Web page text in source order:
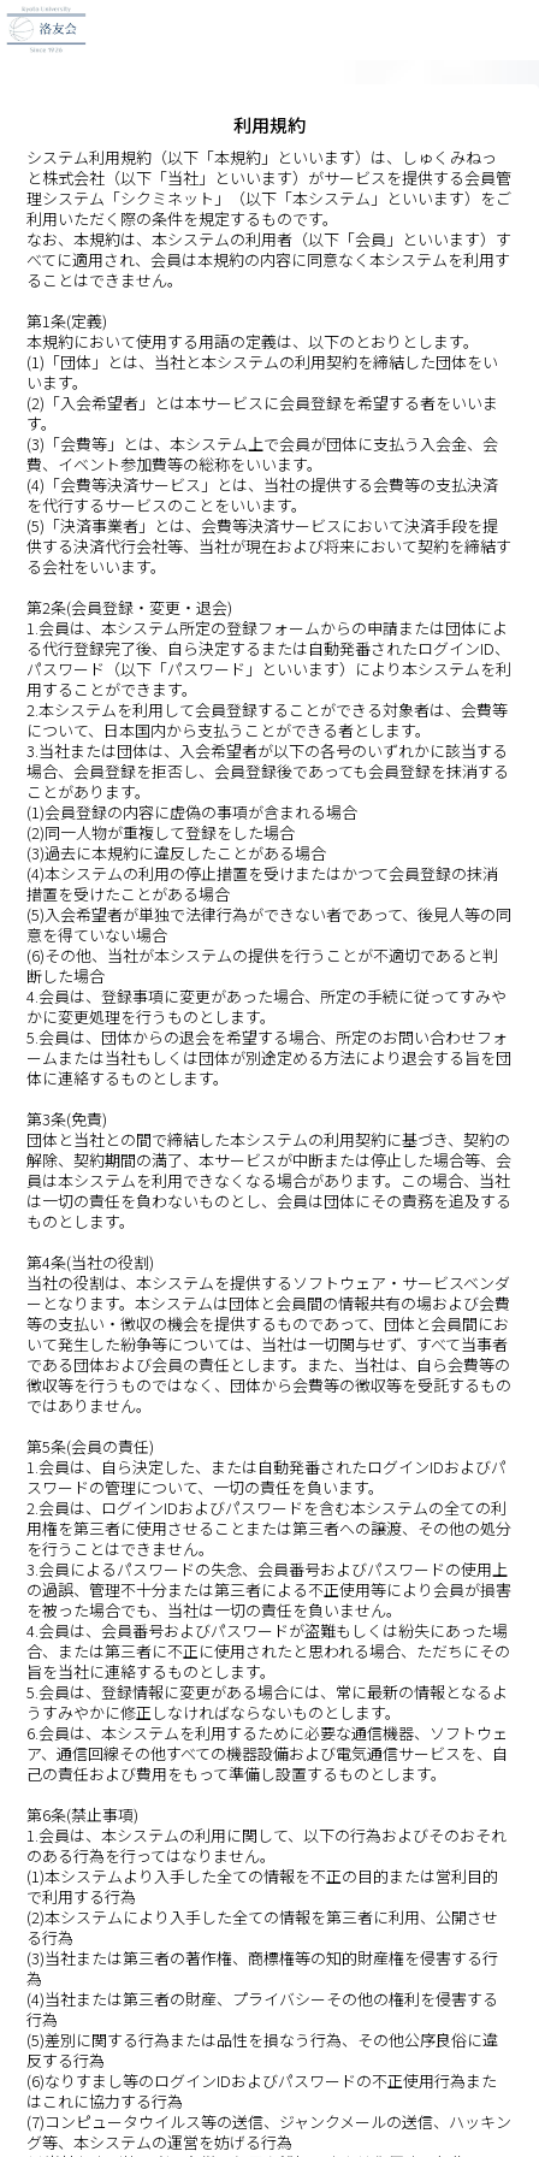
利用規約
システム利用規約（以下「本規約」といいます）は、しゅくみねっ
と株式会社（以下「当社」といいます）がサービスを提供する会員管
理システム「シクミネット」（以下「本システム」といいます）をご
利用いただく際の条件を規定するものです。
なお、本規約は、本システムの利用者（以下「会員」といいます）す
べてに適用され、会員は本規約の内容に同意なく本システムを利用す
ることはできません。
第1条(定義)
本規約において使用する用語の定義は、以下のとおりとします。
(1)「団体」とは、当社と本システムの利用契約を締結した団体をい
います。
(2)「入会希望者」とは本サービスに会員登録を希望する者をいいま
す。
(3)「会費等」とは、本システム上で会員が団体に支払う入会金、会
費、イベント参加費等の総称をいいます。
(4)「会費等決済サービス」とは、当社の提供する会費等の支払決済
を代行するサービスのことをいいます。
(5)「決済事業者」とは、会費等決済サービスにおいて決済手段を提
供する決済代行会社等、当社が現在および将来において契約を締結す
る会社をいいます。
第2条(会員登録・変更・退会)
1.会員は、本システム所定の登録フォームからの申請または団体によ
る代行登録完了後、自ら決定するまたは自動発番されたログインID、
パスワード（以下「パスワード」といいます）により本システムを利
用することができます。
2.本システムを利用して会員登録することができる対象者は、会費等
について、日本国内から支払うことができる者とします。
3.当社または団体は、入会希望者が以下の各号のいずれかに該当する
場合、会員登録を拒否し、会員登録後であっても会員登録を抹消する
ことがあります。
(1)会員登録の内容に虚偽の事項が含まれる場合
(2)同一人物が重複して登録をした場合
(3)過去に本規約に違反したことがある場合
(4)本システムの利用の停止措置を受けまたはかつて会員登録の抹消
措置を受けたことがある場合
(5)入会希望者が単独で法律行為ができない者であって、後見人等の同
意を得ていない場合
(6)その他、当社が本システムの提供を行うことが不適切であると判
断した場合
4.会員は、登録事項に変更があった場合、所定の手続に従ってすみや
かに変更処理を行うものとします。
5.会員は、団体からの退会を希望する場合、所定のお問い合わせフォ
ームまたは当社もしくは団体が別途定める方法により退会する旨を団
体に連絡するものとします。
第3条(免責)
団体と当社との間で締結した本システムの利用契約に基づき、契約の
解除、契約期間の満了、本サービスが中断または停止した場合等、会
員は本システムを利用できなくなる場合があります。この場合、当社
は一切の責任を負わないものとし、会員は団体にその責務を追及する
ものとします。
第4条(当社の役割)
当社の役割は、本システムを提供するソフトウェア・サービスベンダ
ーとなります。本システムは団体と会員間の情報共有の場および会費
等の支払い・徴収の機会を提供するものであって、団体と会員間にお
いて発生した紛争等については、当社は一切関与せず、すべて当事者
である団体および会員の責任とします。また、当社は、自ら会費等の
徴収等を行うものではなく、団体から会費等の徴収等を受託するもの
ではありません。
第5条(会員の責任)
1.会員は、自ら決定した、または自動発番されたログインIDおよびパ
スワードの管理について、一切の責任を負います。
2.会員は、ログインIDおよびパスワードを含む本システムの全ての利
用権を第三者に使用させることまたは第三者への譲渡、その他の処分
を行うことはできません。
3.会員によるパスワードの失念、会員番号およびパスワードの使用上
の過誤、管理不十分または第三者による不正使用等により会員が損害
を被った場合でも、当社は一切の責任を負いません。
4.会員は、会員番号およびパスワードが盗難もしくは紛失にあった場
合、または第三者に不正に使用されたと思われる場合、ただちにその
旨を当社に連絡するものとします。
5.会員は、登録情報に変更がある場合には、常に最新の情報となるよ
うすみやかに修正しなければならないものとします。
6.会員は、本システムを利用するために必要な通信機器、ソフトウェ
ア、通信回線その他すべての機器設備および電気通信サービスを、自
己の責任および費用をもって準備し設置するものとします。
第6条(禁止事項)
1.会員は、本システムの利用に関して、以下の行為およびそのおそれ
のある行為を行ってはなりません。
(1)本システムより入手した全ての情報を不正の目的または営利目的
で利用する行為
(2)本システムにより入手した全ての情報を第三者に利用、公開させ
る行為
(3)当社または第三者の著作権、商標権等の知的財産権を侵害する行
為
(4)当社または第三者の財産、プライバシーその他の権利を侵害する
行為
(5)差別に関する行為または品性を損なう行為、その他公序良俗に違
反する行為
(6)なりすまし等のログインIDおよびパスワードの不正使用行為また
はこれに協力する行為
(7)コンピュータウイルス等の送信、ジャンクメールの送信、ハッキン
グ等、本システムの運営を妨げる行為